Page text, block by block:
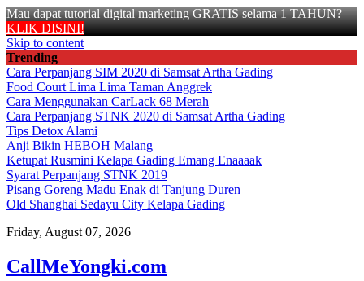
Mau dapat tutorial digital marketing GRATIS selama 1 TAHUN?
KLIK DISINI!
Skip to content
Trending
Cara Perpanjang SIM 2020 di Samsat Artha Gading
Food Court Lima Lima Taman Anggrek
Cara Menggunakan CarLack 68 Merah
Cara Perpanjang STNK 2020 di Samsat Artha Gading
Tips Detox Alami
Anji Bikin HEBOH Malang
Ketupat Rusmini Kelapa Gading Emang Enaaaak
Syarat Perpanjang STNK 2019
Pisang Goreng Madu Enak di Tanjung Duren
Old Shanghai Sedayu City Kelapa Gading
Friday, August 07, 2026
CallMeYongki.com